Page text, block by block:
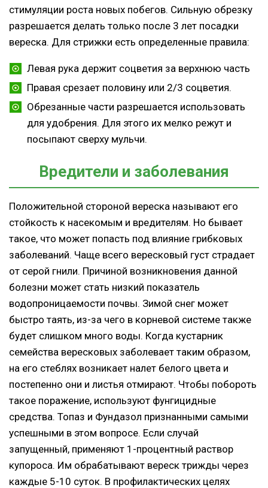
стимуляции роста новых побегов. Сильную обрезку
разрешается делать только после 3 лет посадки
вереска. Для стрижки есть определенные правила:
Левая рука держит соцветия за верхнюю часть
Правая срезает половину или 2/3 соцветия.
Обрезанные части разрешается использовать
для удобрения. Для этого их мелко режут и
посыпают сверху мульчи.
Вредители и заболевания
Положительной стороной вереска называют его
стойкость к насекомым и вредителям. Но бывает
такое, что может попасть под влияние грибковых
заболеваний. Чаще всего вересковый густ страдает
от серой гнили. Причиной возникновения данной
болезни может стать низкий показатель
водопроницаемости почвы. Зимой снег может
быстро таять, из-за чего в корневой системе также
будет слишком много воды. Когда кустарник
семейства вересковых заболевает таким образом,
на его стеблях возникает налет белого цвета и
постепенно они и листья отмирают. Чтобы побороть
такое поражение, используют фунгицидные
средства. Топаз и Фундазол признанными самыми
успешными в этом вопросе. Если случай
запущенный, применяют 1-процентный раствор
купороса. Им обрабатывают вереск трижды через
каждые 5-10 суток. В профилактических целях